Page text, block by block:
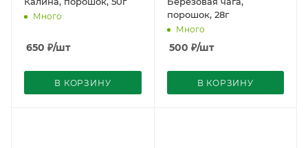
Много
650 ₽/шт
В КОРЗИНУ
порошок, 28г
Много
500 ₽/шт
В КОРЗИНУ